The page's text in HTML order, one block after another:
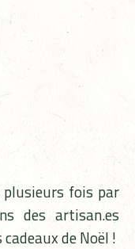
fois par
des artisan.es
de Noël !